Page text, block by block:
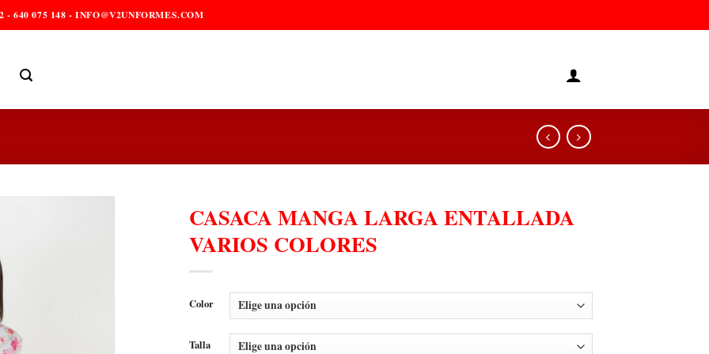
640 075 148 - INFO@V2UNFORMES.COM
CASACA MANGA LARGA ENTALLADA
VARIOS COLORES
Color
Talla